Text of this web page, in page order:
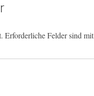
Erforderliche Felder sind mit